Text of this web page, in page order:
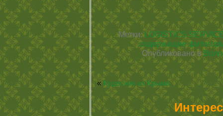
Метки:LOGISTICS
содержащие
Опубликовано в
« Кудесник из Крыма